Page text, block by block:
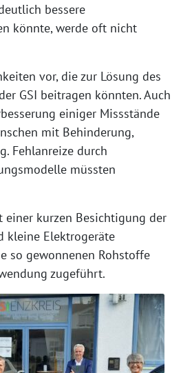
bessere
könnte, werde oft nicht
vor, die zur Lösung des
GSI beitragen könnten. Auch
einiger Missstände
mit Behinderung,
Fehlanreize durch
müssten
einer kurzen Besichtigung der
kleine Elektrogeräte
so gewonnenen Rohstoffe
zugeführt.